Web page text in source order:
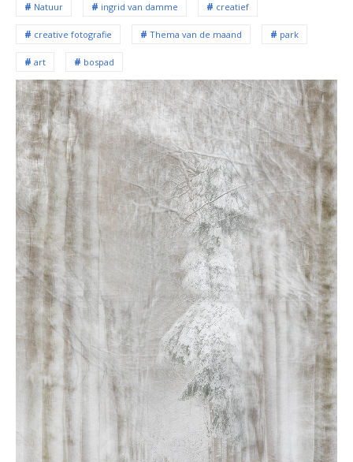
Natuur ingrid van damme creatief
creative fotografie Thema van de maand park
art bospad